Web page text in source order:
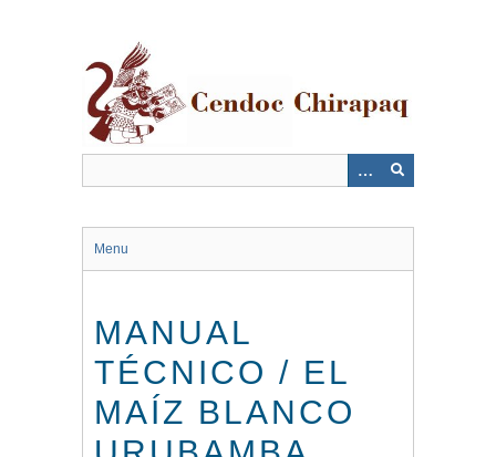
Menu
MANUAL
TÉCNICO / EL
MAÍZ BLANCO